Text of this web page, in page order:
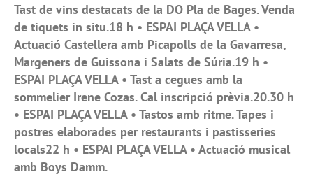
Tast de vins destacats de la DO Pla de Bages. Venda
de tiquets in situ.18 h • ESPAI PLAÇA VELLA •
Actuació Castellera amb Picapolls de la Gavarresa,
Margeners de Guissona i Salats de Súria.19 h •
ESPAI PLAÇA VELLA • Tast a cegues amb la
sommelier Irene Cozas. Cal inscripció prèvia.20.30 h
• ESPAI PLAÇA VELLA • Tastos amb ritme. Tapes i
postres elaborades per restaurants i pastisseries
locals22 h • ESPAI PLAÇA VELLA • Actuació musical
amb Boys Damm.